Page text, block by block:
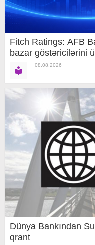
Fitch Ratings: AFB
bazar göstəricilərini
08.08.2026
Dünya Bankından
qrant